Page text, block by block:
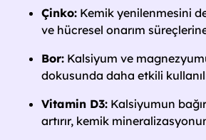
Çinko: Kemik yenilenmesini
ve hücresel onarım
Bor: Kalsiyum ve
dokusunda daha etkili
Vitamin D3: Kalsiyumun
artırır, kemik